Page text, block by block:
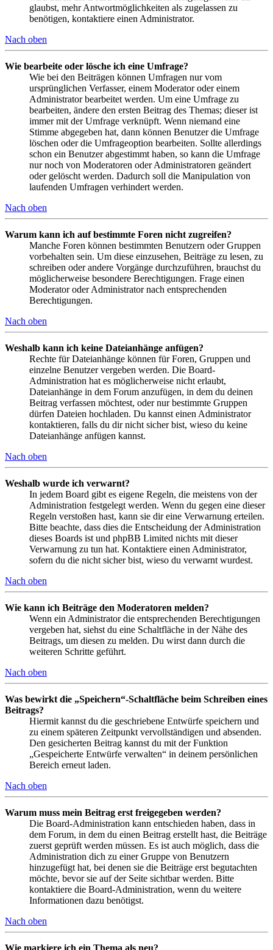
glaubst, mehr Antwortmöglichkeiten als zugelassen zu
benötigen, kontaktiere einen Administrator.
Nach oben
Wie bearbeite oder lösche ich eine Umfrage?
Wie bei den Beiträgen können Umfragen nur vom
ursprünglichen Verfasser, einem Moderator oder einem
Administrator bearbeitet werden. Um eine Umfrage zu
bearbeiten, ändere den ersten Beitrag des Themas; dieser ist
immer mit der Umfrage verknüpft. Wenn niemand eine
Stimme abgegeben hat, dann können Benutzer die Umfrage
löschen oder die Umfrageoption bearbeiten. Sollte allerdings
schon ein Benutzer abgestimmt haben, so kann die Umfrage
nur noch von Moderatoren oder Administratoren geändert
oder gelöscht werden. Dadurch soll die Manipulation von
laufenden Umfragen verhindert werden.
Nach oben
Warum kann ich auf bestimmte Foren nicht zugreifen?
Manche Foren können bestimmten Benutzern oder Gruppen
vorbehalten sein. Um diese einzusehen, Beiträge zu lesen, zu
schreiben oder andere Vorgänge durchzuführen, brauchst du
möglicherweise besondere Berechtigungen. Frage einen
Moderator oder Administrator nach entsprechenden
Berechtigungen.
Nach oben
Weshalb kann ich keine Dateianhänge anfügen?
Rechte für Dateianhänge können für Foren, Gruppen und
einzelne Benutzer vergeben werden. Die Board-
Administration hat es möglicherweise nicht erlaubt,
Dateianhänge in dem Forum anzufügen, in dem du deinen
Beitrag verfassen möchtest, oder nur bestimmte Gruppen
dürfen Dateien hochladen. Du kannst einen Administrator
kontaktieren, falls du dir nicht sicher bist, wieso du keine
Dateianhänge anfügen kannst.
Nach oben
Weshalb wurde ich verwarnt?
In jedem Board gibt es eigene Regeln, die meistens von der
Administration festgelegt werden. Wenn du gegen eine dieser
Regeln verstoßen hast, kann sie dir eine Verwarnung erteilen.
Bitte beachte, dass dies die Entscheidung der Administration
dieses Boards ist und phpBB Limited nichts mit dieser
Verwarnung zu tun hat. Kontaktiere einen Administrator,
sofern du die nicht sicher bist, wieso du verwarnt wurdest.
Nach oben
Wie kann ich Beiträge den Moderatoren melden?
Wenn ein Administrator die entsprechenden Berechtigungen
vergeben hat, siehst du eine Schaltfläche in der Nähe des
Beitrags, um diesen zu melden. Du wirst dann durch die
weiteren Schritte geführt.
Nach oben
Was bewirkt die „Speichern“-Schaltfläche beim Schreiben eines
Beitrags?
Hiermit kannst du die geschriebene Entwürfe speichern und
zu einem späteren Zeitpunkt vervollständigen und absenden.
Den gesicherten Beitrag kannst du mit der Funktion
„Gespeicherte Entwürfe verwalten“ in deinem persönlichen
Bereich erneut laden.
Nach oben
Warum muss mein Beitrag erst freigegeben werden?
Die Board-Administration kann entschieden haben, dass in
dem Forum, in dem du einen Beitrag erstellt hast, die Beiträge
zuerst geprüft werden müssen. Es ist auch möglich, dass die
Administration dich zu einer Gruppe von Benutzern
hinzugefügt hat, bei denen sie die Beiträge erst begutachten
möchte, bevor sie auf der Seite sichtbar werden. Bitte
kontaktiere die Board-Administration, wenn du weitere
Informationen dazu benötigst.
Nach oben
Wie markiere ich ein Thema als neu?